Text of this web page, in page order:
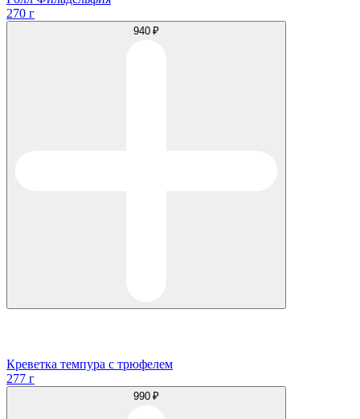
270 г
940 ₽
Креветка темпура с трюфелем
277 г
990 ₽